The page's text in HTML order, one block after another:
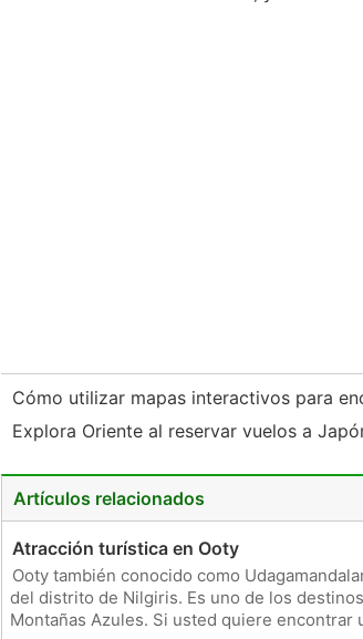
Cómo utilizar mapas interactivos para
Explora Oriente al reservar vuelos a
Artículos relacionados
Atracción turística en Ooty
Ooty también conocido como
del distrito de Nilgiris. Es uno de los
Montañas Azules. Si usted quiere